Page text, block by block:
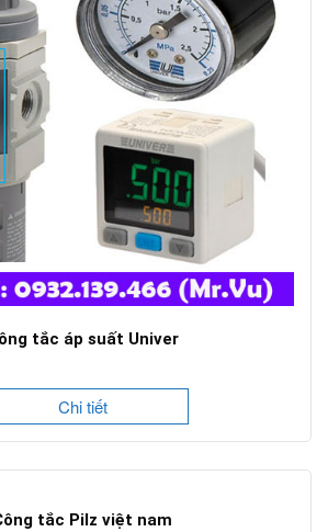
tắc áp suất Univer
Chi tiết
tắc Pilz việt nam